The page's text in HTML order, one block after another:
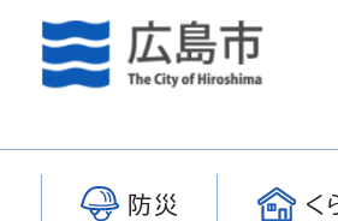
防災 く